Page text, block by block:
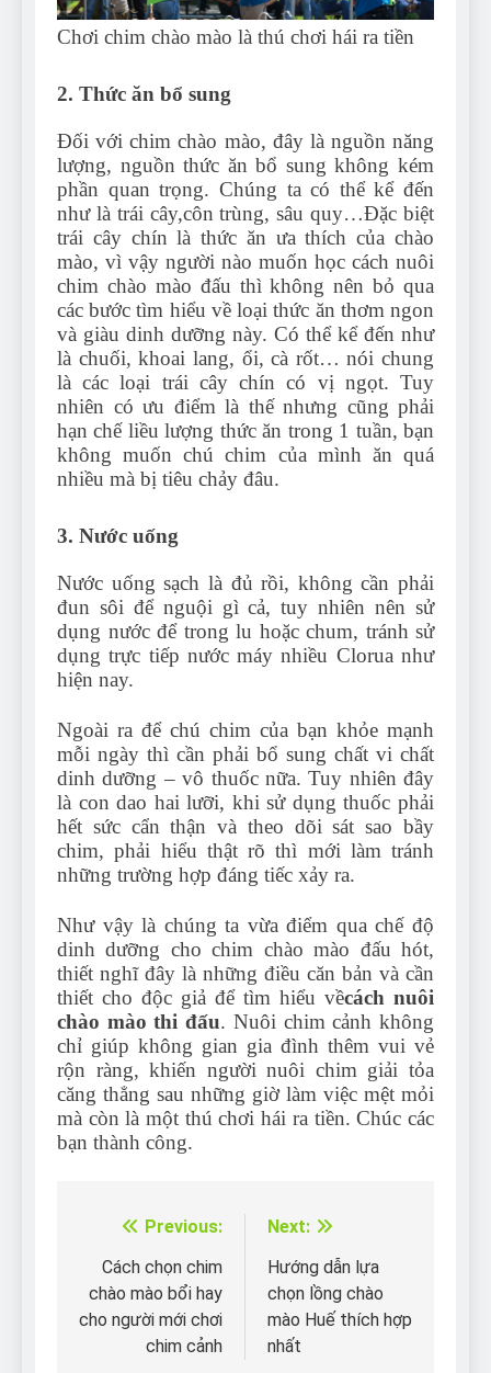
Chơi chim chào mào là thú chơi hái ra tiền
2. Thức ăn bổ sung
Đối với chim chào mào, đây là nguồn năng
lượng, nguồn thức ăn bổ sung không kém
phần quan trọng. Chúng ta có thể kể đến
như là trái cây,côn trùng, sâu quy…Đặc biệt
trái cây chín là thức ăn ưa thích của chào
mào, vì vậy người nào muốn học cách nuôi
chim chào mào đấu thì không nên bỏ qua
các bước tìm hiểu về loại thức ăn thơm ngon
và giàu dinh dưỡng này. Có thể kể đến như
là chuối, khoai lang, ổi, cà rốt… nói chung
là các loại trái cây chín có vị ngọt. Tuy
nhiên có ưu điểm là thế nhưng cũng phải
hạn chế liều lượng thức ăn trong 1 tuần, bạn
không muốn chú chim của mình ăn quá
nhiều mà bị tiêu chảy đâu.
3. Nước uống
Nước uống sạch là đủ rồi, không cần phải
đun sôi để nguội gì cả, tuy nhiên nên sử
dụng nước để trong lu hoặc chum, tránh sử
dụng trực tiếp nước máy nhiều Clorua như
hiện nay.
Ngoài ra để chú chim của bạn khỏe mạnh
mỗi ngày thì cần phải bổ sung chất vi chất
dinh dưỡng – vô thuốc nữa. Tuy nhiên đây
là con dao hai lưỡi, khi sử dụng thuốc phải
hết sức cẩn thận và theo dõi sát sao bầy
chim, phải hiểu thật rõ thì mới làm tránh
những trường hợp đáng tiếc xảy ra.
Như vậy là chúng ta vừa điểm qua chế độ
dinh dưỡng cho chim chào mào đấu hót,
thiết nghĩ đây là những điều căn bản và cần
thiết cho độc giả để tìm hiểu vềcách nuôi
chào mào thi đấu. Nuôi chim cảnh không
chỉ giúp không gian gia đình thêm vui vẻ
rộn ràng, khiến người nuôi chim giải tỏa
căng thẳng sau những giờ làm việc mệt mỏi
mà còn là một thú chơi hái ra tiền. Chúc các
bạn thành công.
Điều
hướng
bài
Previous:
Cách chọn chim
chào mào bổi hay
cho người mới chơi
chim cảnh
Next:
Hướng dẫn lựa
chọn lồng chào
mào Huế thích hợp
nhất